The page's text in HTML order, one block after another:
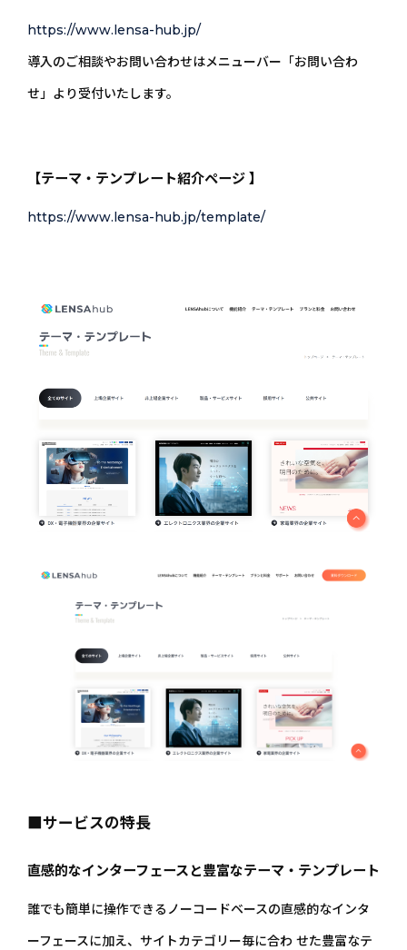
https://www.lensa-hub.jp/
導入のご相談やお問い合わせはメニューバー「お問い合わ
せ」より受付いたします。
【テーマ・テンプレート紹介ページ 】
https://www.lensa-hub.jp/template/
■サービスの特長
直感的なインターフェースと豊富なテーマ・テンプレート
誰でも簡単に操作できるノーコードベースの直感的なインタ
ーフェースに加え、サイトカテゴリー毎に合わ せた豊富なテ